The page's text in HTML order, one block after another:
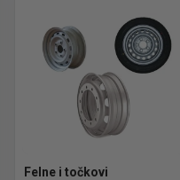
Felne i točkovi